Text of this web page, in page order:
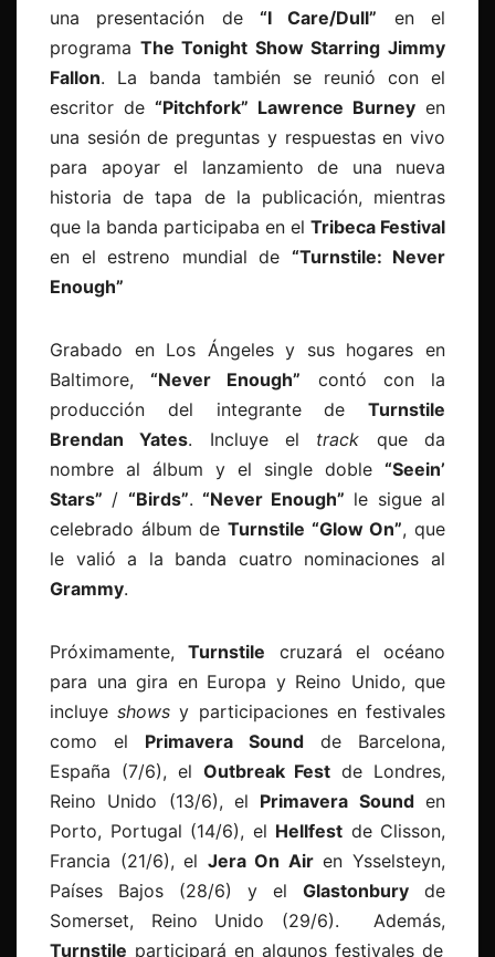
una presentación de “I Care/Dull” en el
programa The Tonight Show Starring Jimmy
Fallon. La banda también se reunió con el
escritor de “Pitchfork” Lawrence Burney en
una sesión de preguntas y respuestas en vivo
para apoyar el lanzamiento de una nueva
historia de tapa de la publicación, mientras
que la banda participaba en el Tribeca Festival
en el estreno mundial de “Turnstile: Never
Enough”
Grabado en Los Ángeles y sus hogares en
Baltimore,“Never Enough” contó con la
producción del integrante de Turnstile
Brendan Yates. Incluye el track que da
nombre al álbum y el single doble “Seein’
Stars” / “Birds”. “Never Enough” le sigue al
celebrado álbum de Turnstile “Glow On”, que
le valió a la banda cuatro nominaciones al
Grammy.
Próximamente,Turnstile cruzará el océano
para una gira en Europa y Reino Unido, que
incluyeshows y participaciones en festivales
como el Primavera Sound de Barcelona,
España (7/6), el Outbreak Fest de Londres,
Reino Unido (13/6), el Primavera Sounden
Porto, Portugal (14/6), el Hellfest de Clisson,
Francia (21/6), el Jera On Airen Ysselsteyn,
Países Bajos (28/6) y el Glastonbury de
Somerset, Reino Unido (29/6). Además,
Turnstile participará en algunos festivales de